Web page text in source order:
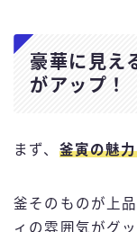
豪華に見え
がアップ！
まず、 釜寅の魅
釜そのものが上
ィの雰囲気がグ